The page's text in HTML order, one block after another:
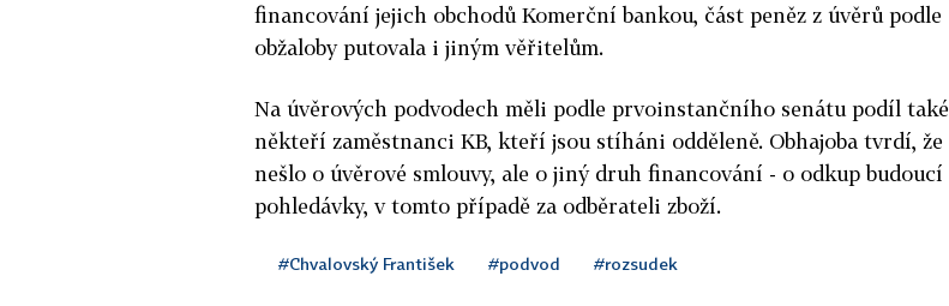
financování jejich obchodů Komerční bankou, část peněz z úvěrů podle
obžaloby putovala i jiným věřitelům.
Na úvěrových podvodech měli podle prvoinstančního senátu podíl také
někteří zaměstnanci KB, kteří jsou stíháni odděleně. Obhajoba tvrdí, že
nešlo o úvěrové smlouvy, ale o jiný druh financování - o odkup budoucí
pohledávky, v tomto případě za odběrateli zboží.
#Chvalovský František #podvod #rozsudek